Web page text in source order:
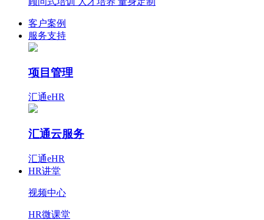
客户案例
服务支持
项目管理
汇通eHR
汇通云服务
汇通eHR
HR讲堂
视频中心
HR微课堂